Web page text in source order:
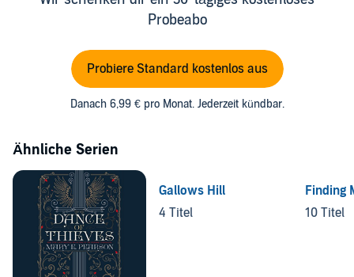
Probeabo
Probiere Standard kostenlos aus
Danach 6,99 € pro Monat. Jederzeit kündbar.
Ähnliche Serien
Gallows Hill
4 Titel
Finding
10 Titel